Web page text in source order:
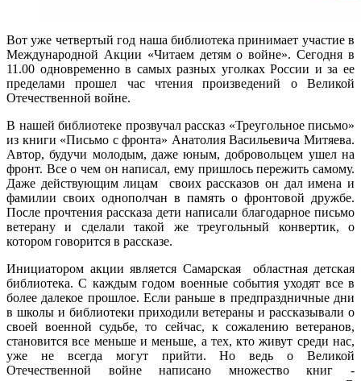
Вот уже четвертый год наша библиотека принимает участие в
Международной Акции «Читаем детям о войне». Сегодня в
11.00 одновременно в самых разных уголках России и за ее
пределами прошел час чтения произведений о Великой
Отечественной войне.
В нашей библиотеке прозвучал рассказ «Треугольное письмо»
из книги «Письмо с фронта» Анатолия Васильевича Митяева.
Автор, будучи молодым, даже юным, добровольцем ушел на
фронт. Все о чем он написал, ему пришлось пережить самому.
Даже действующим лицам своих рассказов он дал имена и
фамилии своих однополчан в память о фронтовой дружбе.
После прочтения рассказа дети написали благодарное письмо
ветерану и сделали такой же треугольный конвертик, о
котором говорится в рассказе.
Инициатором акции является Самарская областная детская
библиотека. С каждым годом военные события уходят все в
более далекое прошлое. Если раньше в предпраздничные дни
в школы и библиотеки приходили ветераны и рассказывали о
своей военной судьбе, то сейчас, к сожалению ветеранов,
становится все меньше и меньше, а тех, кто живут среди нас,
уже не всегда могут прийти. Но ведь о Великой
Отечественной войне написано множество книг -